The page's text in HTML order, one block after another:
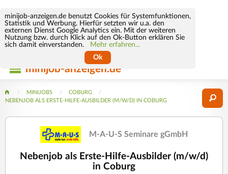
minijob-anzeigen.de benutzt Cookies für Systemfunktionen,
Statistik und Werbung. Hierfür setzten wir u.a. den
externen Dienst Google Analytics ein. Mit der weiteren
Nutzung bzw. durch Klick auf den Ok-Button erklären Sie
sich damit einverstanden.
Mehr erfahren...
Ok
minijob-anzeigen.de
MINIJOBS
COBURG
NEBENJOB ALS ERSTE-HILFE-AUSBILDER (M/W/D) IN COBURG
M-A-U-S Seminare gGmbH
Nebenjob als Erste-Hilfe-Ausbilder (m/w/d)
in Coburg